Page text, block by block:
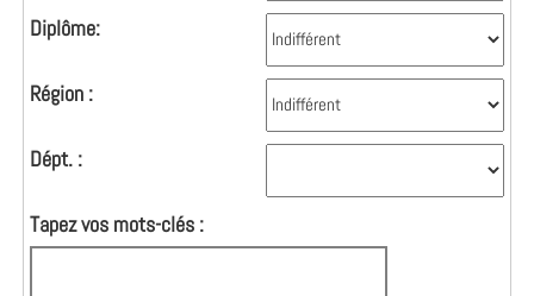
Diplôme:
Région :
Dépt. :
Tapez vos mots-clés :